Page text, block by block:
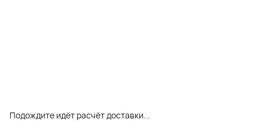
Подождите идёт расчёт доставки...